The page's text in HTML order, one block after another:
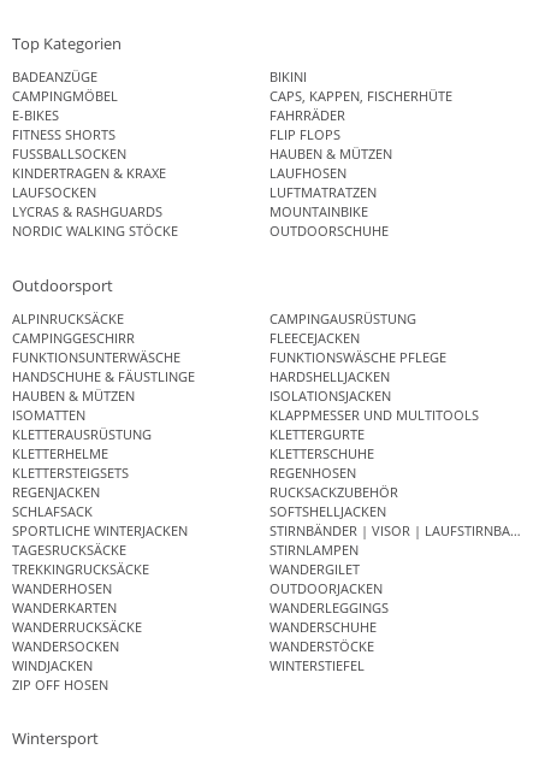
Top Kategorien
BADEANZÜGE
BIKINI
CAMPINGMÖBEL
CAPS, KAPPEN, FISCHERHÜTE
E-BIKES
FAHRRÄDER
FITNESS SHORTS
FLIP FLOPS
FUSSBALLSOCKEN
HAUBEN & MÜTZEN
KINDERTRAGEN & KRAXE
LAUFHOSEN
LAUFSOCKEN
LUFTMATRATZEN
LYCRAS & RASHGUARDS
MOUNTAINBIKE
NORDIC WALKING STÖCKE
OUTDOORSCHUHE
Outdoorsport
ALPINRUCKSÄCKE
CAMPINGAUSRÜSTUNG
CAMPINGGESCHIRR
FLEECEJACKEN
FUNKTIONSUNTERWÄSCHE
FUNKTIONSWÄSCHE PFLEGE
HANDSCHUHE & FÄUSTLINGE
HARDSHELLJACKEN
HAUBEN & MÜTZEN
ISOLATIONSJACKEN
ISOMATTEN
KLAPPMESSER UND MULTITOOLS
KLETTERAUSRÜSTUNG
KLETTERGURTE
KLETTERHELME
KLETTERSCHUHE
KLETTERSTEIGSETS
REGENHOSEN
REGENJACKEN
RUCKSACKZUBEHÖR
SCHLAFSACK
SOFTSHELLJACKEN
SPORTLICHE WINTERJACKEN
STIRNBÄNDER | VISOR | LAUFSTIRNBAND
TAGESRUCKSÄCKE
STIRNLAMPEN
TREKKINGRUCKSÄCKE
WANDERGILET
WANDERHOSEN
OUTDOORJACKEN
WANDERKARTEN
WANDERLEGGINGS
WANDERRUCKSÄCKE
WANDERSCHUHE
WANDERSOCKEN
WANDERSTÖCKE
WINDJACKEN
WINTERSTIEFEL
ZIP OFF HOSEN
Wintersport